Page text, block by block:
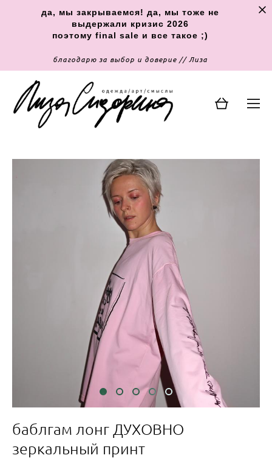
да, мы закрываемся! да, мы тоже не
выдержали кризис 2026
поэтому final sale и все такое ;)
благодарю за выбор и доверие // Лиза
баблгам лонг ДУХОВНО
зеркальный принт